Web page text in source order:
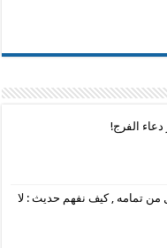
الفرج!
من تمامه , كيف نفهم حديث : لا